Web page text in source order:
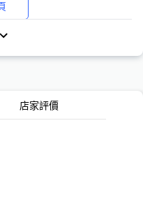
店家評價
作